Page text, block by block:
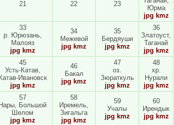
21 22 23
Юрма
jpg kmz
33
р. Юрюзань,
Малояз
jpg kmz
34
Межевой
jpg kmz
35
Бердяуши
jpg kmz
36
Златоуст,
Таганай
jpg kmz
45
Усть-Катав,
Катав-Ивановск
jpg kmz
46
Бакал
jpg kmz
47
оз.
Зюраткуль
jpg kmz
48
хр.
Нурали
jpg kmz
57
Нары, Большой
Шелом
jpg kmz
58
Иремель,
Зигальга
jpg kmz
59
Учалы
jpg kmz
60
Ирендык
jpg kmz